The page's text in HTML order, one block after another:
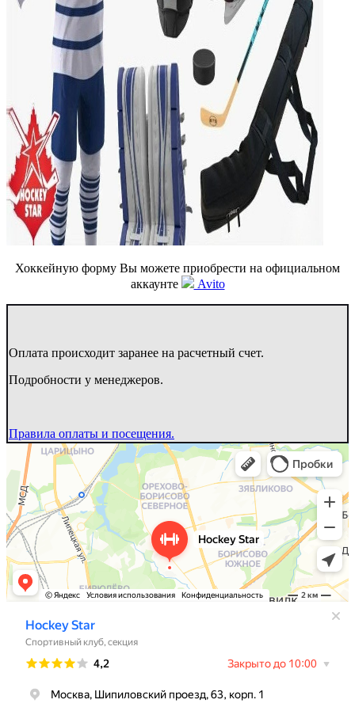
Хоккейную форму Вы можете приобрести на официальном
аккаунте
Avito
Оплата происходит заранее на расчетный счет.
Подробности у менеджеров.
Правила оплаты и посещения.